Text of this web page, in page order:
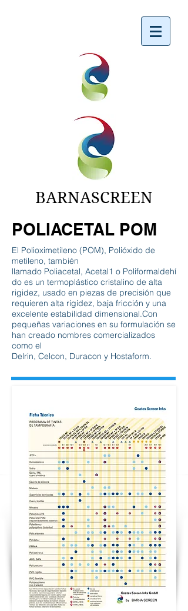
BARNASCREEN
POLIACETAL POM
El Polioximetileno (POM), Polióxido de
metileno, también
llamado Poliacetal, Acetal1 o Poliformaldehí
do es un termoplástico cristalino de alta
rigidez, usado en piezas de precisión que
requieren alta rigidez, baja fricción y una
excelente estabilidad dimensional.Con
pequeñas variaciones en su formulación se
han creado nombres comercializados
como el
Delrin, Celcon, Duracon y Hostaform.